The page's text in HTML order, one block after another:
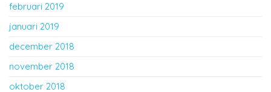
februari 2019
januari 2019
december 2018
november 2018
oktober 2018